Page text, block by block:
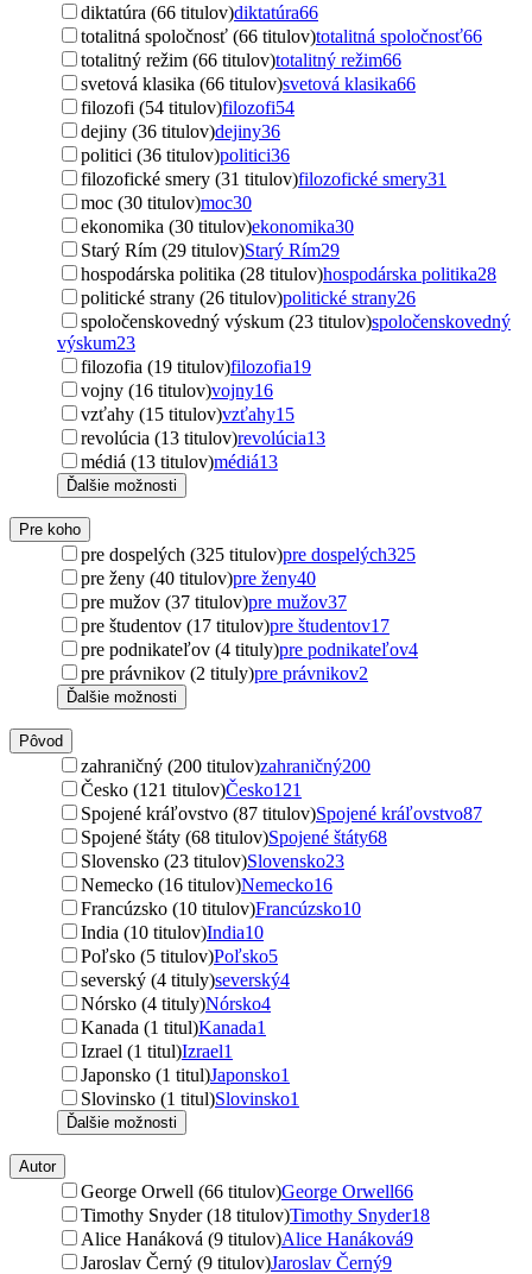
diktatúra (66 titulov)diktatúra66
totalitná spoločnosť (66 titulov)totalitná spoločnosť66
totalitný režim (66 titulov)totalitný režim66
svetová klasika (66 titulov)svetová klasika66
filozofi (54 titulov)filozofi54
dejiny (36 titulov)dejiny36
politici (36 titulov)politici36
filozofické smery (31 titulov)filozofické smery31
moc (30 titulov)moc30
ekonomika (30 titulov)ekonomika30
Starý Rím (29 titulov)Starý Rím29
hospodárska politika (28 titulov)hospodárska politika28
politické strany (26 titulov)politické strany26
spoločenskovedný výskum (23 titulov)spoločenskovedný
výskum23
filozofia (19 titulov)filozofia19
vojny (16 titulov)vojny16
vzťahy (15 titulov)vzťahy15
revolúcia (13 titulov)revolúcia13
médiá (13 titulov)médiá13
Ďalšie možnosti
Pre koho
pre dospelých (325 titulov)pre dospelých325
pre ženy (40 titulov)pre ženy40
pre mužov (37 titulov)pre mužov37
pre študentov (17 titulov)pre študentov17
pre podnikateľov (4 tituly)pre podnikateľov4
pre právnikov (2 tituly)pre právnikov2
Ďalšie možnosti
Pôvod
zahraničný (200 titulov)zahraničný200
Česko (121 titulov)Česko121
Spojené kráľovstvo (87 titulov)Spojené kráľovstvo87
Spojené štáty (68 titulov)Spojené štáty68
Slovensko (23 titulov)Slovensko23
Nemecko (16 titulov)Nemecko16
Francúzsko (10 titulov)Francúzsko10
India (10 titulov)India10
Poľsko (5 titulov)Poľsko5
severský (4 tituly)severský4
Nórsko (4 tituly)Nórsko4
Kanada (1 titul)Kanada1
Izrael (1 titul)Izrael1
Japonsko (1 titul)Japonsko1
Slovinsko (1 titul)Slovinsko1
Ďalšie možnosti
Autor
George Orwell (66 titulov)George Orwell66
Timothy Snyder (18 titulov)Timothy Snyder18
Alice Hanáková (9 titulov)Alice Hanáková9
Jaroslav Černý (9 titulov)Jaroslav Černý9